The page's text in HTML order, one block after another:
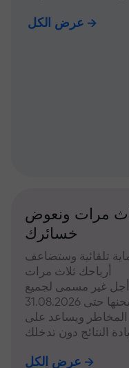
عرض الكل
مرات ونعوض
خسائرك
تلقائية وستضاعف
أرباحك ثلاث مرات
غير مسمى لجميع
المخاطر ويساعد على
النتائج دون تدخلك
عرض الكل